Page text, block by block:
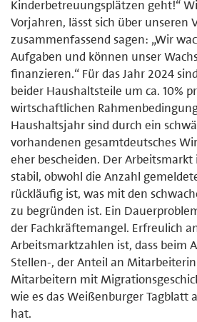
Kinderbetreuungsplätzen geht!“
Vorjahren, lässt sich über unseren
zusammenfassend sagen: „Wir
Aufgaben und können unser
finanzieren.“ Für das Jahr 2024
beider Haushaltsteile um ca. 10%
wirtschaftlichen
Haushaltsjahr sind durch ein
vorhandenen gesamtdeutsches
eher bescheiden. Der Arbeitsmarkt
stabil, obwohl die Anzahl
rückläufig ist, was mit den
zu begründen ist. Ein
der Fachkräftemangel. Erfreulich
Arbeitsmarktzahlen ist, dass beim
Stellen-, der Anteil an
Mitarbeitern mit
wie es das Weißenburger Tagblatt
hat.